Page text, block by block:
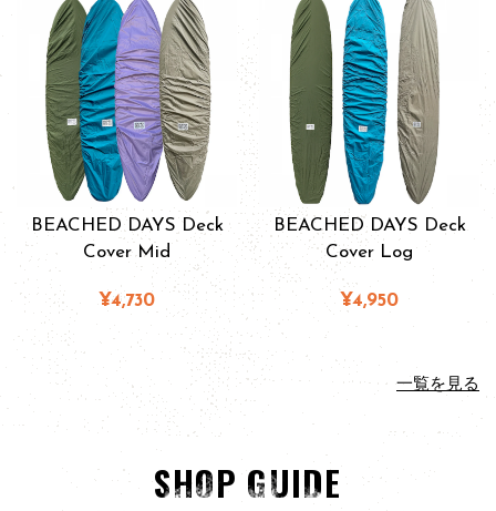
BEACHED DAYS Deck
Cover Mid
¥4,730
BEACHED DAYS Deck
Cover Log
¥4,950
一覧を見る
SHOP GUIDE